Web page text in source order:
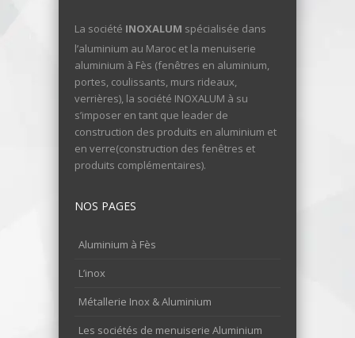
La société INOXALUM spécialisée dans
l’aluminium au Maroc et la menuiserie
aluminium à Fès (fenêtres en aluminium,
portes, coulissants, murs rideaux,
verrières), la société INOXALUM à su
s’imposer en tant que leader de
construction des produits en aluminium et
en verre(construction des fenêtres et
produits complémentaires).
NOS PAGES
Aluminium à Fès
L’inox
Métallerie Inox & Aluminium
Les sociétés de menuiserie Aluminium